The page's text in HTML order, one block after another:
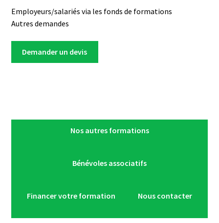
Employeurs/salariés via les fonds de formations
Autres demandes
Demander un devis
Nos autres formations
Bénévoles associatifs
Financer votre formation Nous contacter